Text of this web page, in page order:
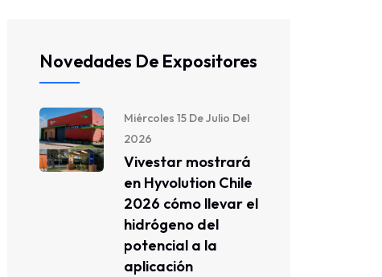
Novedades De Expositores
Miércoles 15 De Julio Del
2026
Vivestar mostrará
en Hyvolution Chile
2026 cómo llevar el
hidrógeno del
potencial a la
aplicación